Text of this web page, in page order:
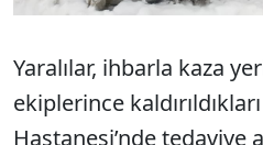
Yaralılar, ihbarla kaza
ekiplerince
Hastanesi’nde tedaviye